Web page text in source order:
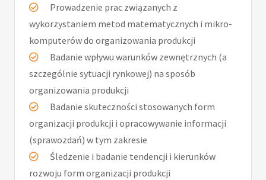
Prowadzenie prac związanych z
wykorzystaniem metod matematycznych i mikro-
komputerów do organizowania produkcji
Badanie wpływu warunków zewnętrznych (a
szczególnie sytuacji rynkowej) na sposób
organizowania produkcji
Badanie skuteczności stosowanych form
organizacji produkcji i opracowywanie informacji
(sprawozdań) w tym zakresie
Śledzenie i badanie tendencji i kierunków
rozwoju form organizacji produkcji